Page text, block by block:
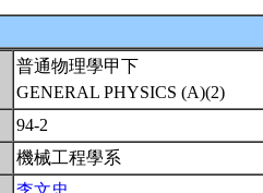
普通物理學甲下
GENERAL PHYSICS (A)(2)
94-2
機械工程學系